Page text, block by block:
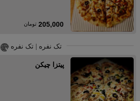
205,000 تومان
تک نفره | تک نفره
پیتزا چیکن